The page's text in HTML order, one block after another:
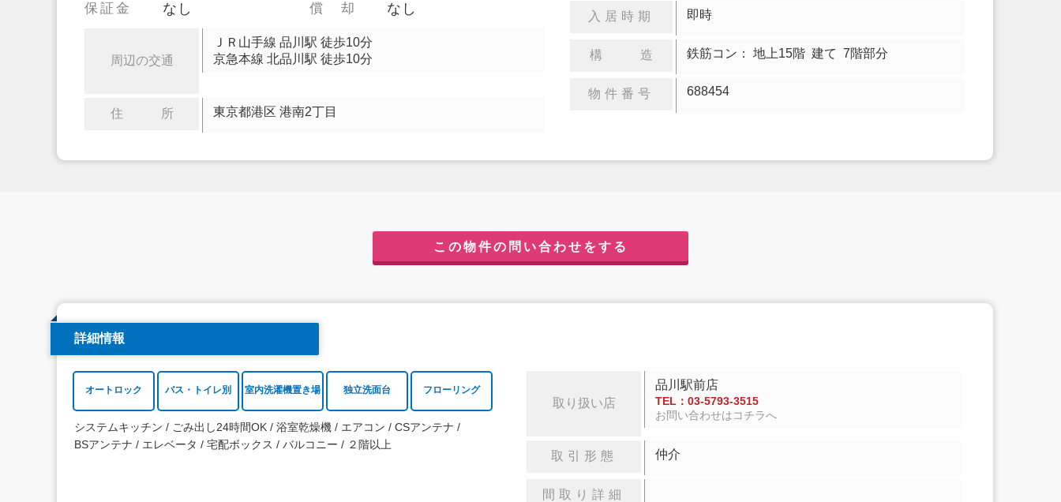
保証金 なし 償 却 なし
周辺の交通
ＪＲ山手線 品川駅 徒歩10分
京急本線 北品川駅 徒歩10分
住 所 東京都港区 港南2丁目
入居時期 即時
構 造 鉄筋コン： 地上15階 建て 7階部分
物件番号 688454
この物件の問い合わせをする
詳細情報
オートロック バス・トイレ別 室内洗濯機置き場 独立洗面台 フローリング
システムキッチン ごみ出し24時間OK 浴室乾燥機 エアコン
CSアンテナ
BSアンテナ
エレベータ 宅配ボックス バルコニー ２階以上
取り扱い店
品川駅前店
TEL：03-5793-3515
お問い合わせはコチラへ
取引形態 仲介
間取り詳細